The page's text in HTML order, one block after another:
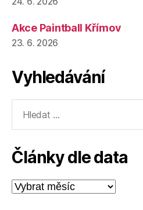
Akce Paintball Křímov
23. 6. 2026
Vyhledávání
vyhledávání:
Články dle data
Články
dle